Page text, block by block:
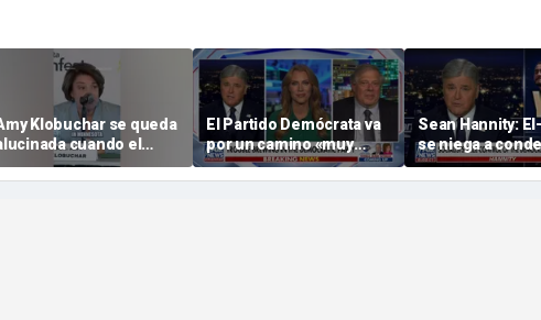
Klobuchar se queda
cuando el
estalla en
«¡Vaya!»
El Partido Demócrata va
por un camino «muy
destructivo»: un
exasesor de Clinton
Sean Hannity:
se niega a
«creencias
Hasan Piker